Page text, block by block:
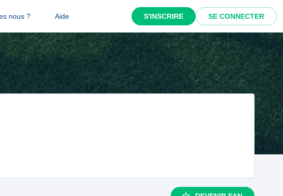
nous ? Aide S'INSCRIRE SE CONNECTER